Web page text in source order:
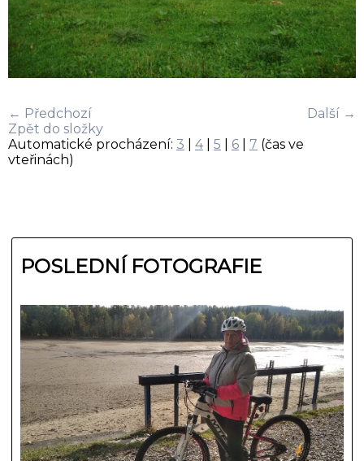
← Předchozí
Další →
Zpět do složky
Automatické procházení: 3 4| 5 6 7 (čas ve
vteřinách)
POSLEDNÍ FOTOGRAFIE